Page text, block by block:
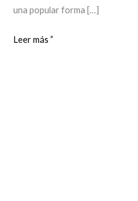
una popular forma […]
Leer más ”